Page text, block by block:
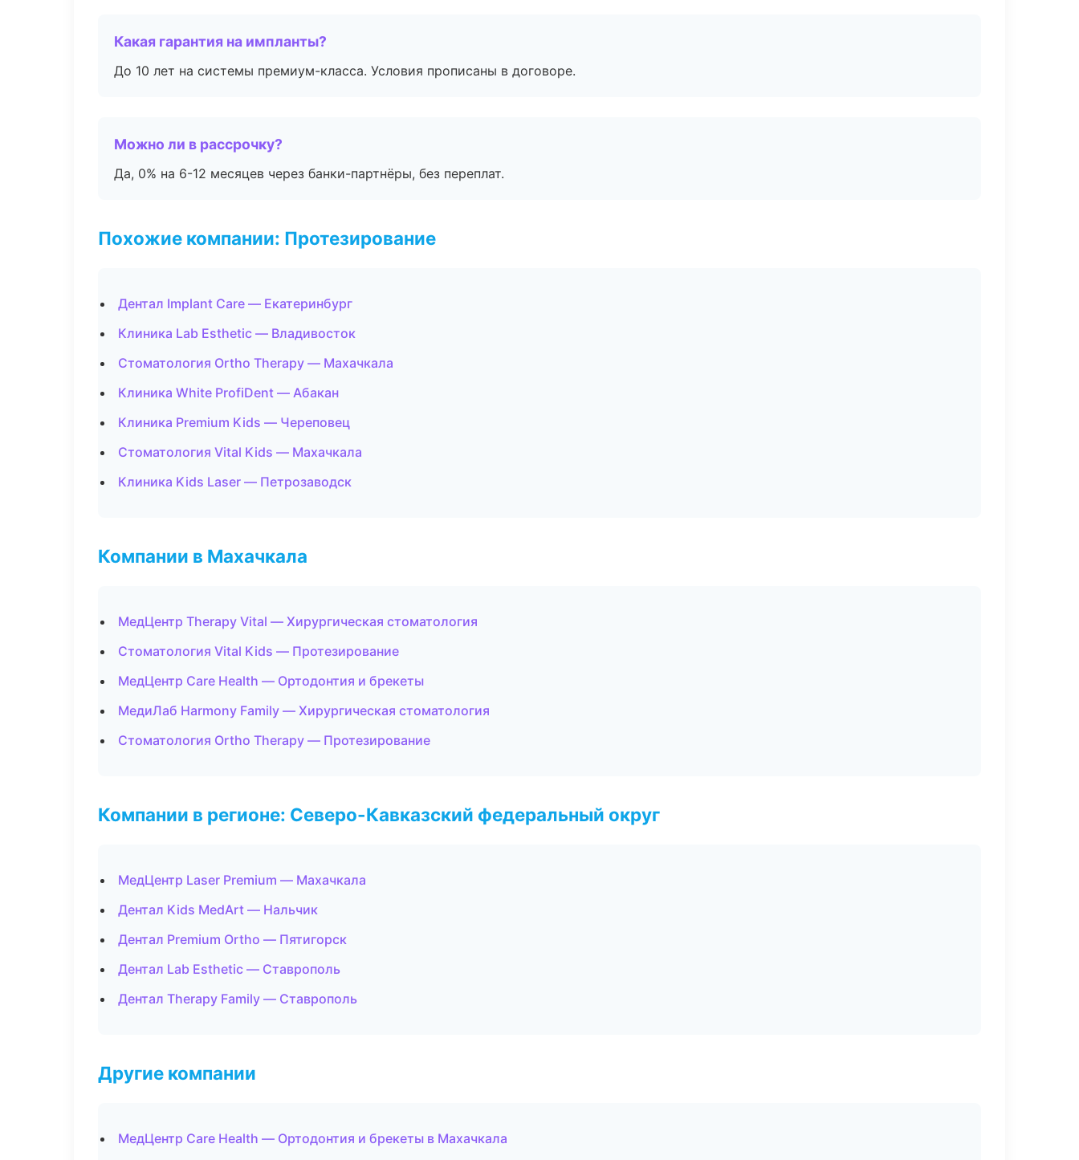
Какая гарантия на импланты?
До 10 лет на системы премиум-класса. Условия прописаны в договоре.
Можно ли в рассрочку?
Да, 0% на 6-12 месяцев через банки-партнёры, без переплат.
Похожие компании: Протезирование
Дентал Implant Care — Екатеринбург
Клиника Lab Esthetic — Владивосток
Стоматология Ortho Therapy — Махачкала
Клиника White ProfiDent — Абакан
Клиника Premium Kids — Череповец
Стоматология Vital Kids — Махачкала
Клиника Kids Laser — Петрозаводск
Компании в Махачкала
МедЦентр Therapy Vital — Хирургическая стоматология
Стоматология Vital Kids — Протезирование
МедЦентр Care Health — Ортодонтия и брекеты
МедиЛаб Harmony Family — Хирургическая стоматология
Стоматология Ortho Therapy — Протезирование
Компании в регионе: Северо-Кавказский федеральный округ
МедЦентр Laser Premium — Махачкала
Дентал Kids MedArt — Нальчик
Дентал Premium Ortho — Пятигорск
Дентал Lab Esthetic — Ставрополь
Дентал Therapy Family — Ставрополь
Другие компании
МедЦентр Care Health — Ортодонтия и брекеты в Махачкала